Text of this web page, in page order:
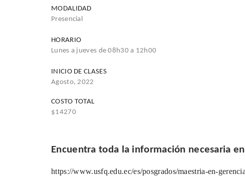
MODALIDAD
Presencial
HORARIO
Lunes a jueves de 08h30 a 12h00
INICIO DE CLASES
Agosto, 2022
COSTO TOTAL
$14270
Encuentra toda la información necesaria
https://www.usfq.edu.ec/es/posgrados/maestria-en-